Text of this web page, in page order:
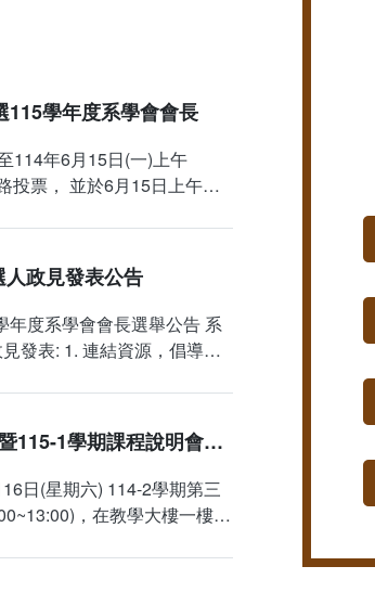
115學年度系學會會長
114年6月15日(一)上午
投票， 並於6月15日上午
人政見發表公告
年度系學會會長選舉公告 系
發表: 1. 連結資源，倡導校
文藝系114-2學期辦理「114暑期暨115-1學期課程說明會」活動
日(星期六) 114-2學期第三
，在教學大樓一樓